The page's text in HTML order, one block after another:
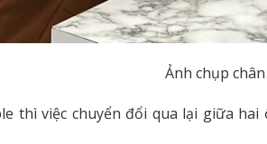
Ảnh chụp
thì việc chuyển đổi qua lại giữa